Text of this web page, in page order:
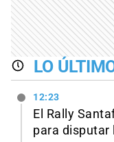
LO
12:23
El Rally
para disputar